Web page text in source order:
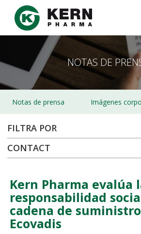
Pasar
contenido
NOTAS DE
Notas de prensa Imágenes
FILTRA POR
CONTACT
Kern Pharma evalúa
responsabilidad
cadena de
Ecovadis